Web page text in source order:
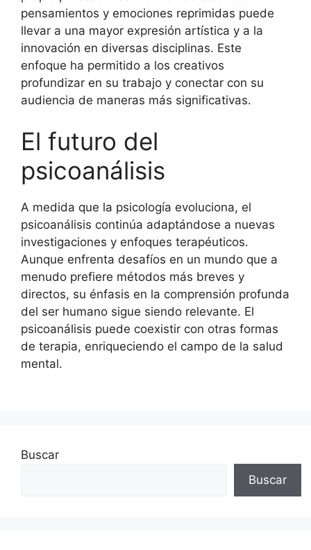
pensamientos y emociones reprimidas puede
llevar a una mayor expresión artística y a la
innovación en diversas disciplinas. Este
enfoque ha permitido a los creativos
profundizar en su trabajo y conectar con su
audiencia de maneras más significativas.
El futuro del
psicoanálisis
A medida que la psicología evoluciona, el
psicoanálisis continúa adaptándose a nuevas
investigaciones y enfoques terapéuticos.
Aunque enfrenta desafíos en un mundo que a
menudo prefiere métodos más breves y
directos, su énfasis en la comprensión profunda
del ser humano sigue siendo relevante. El
psicoanálisis puede coexistir con otras formas
de terapia, enriqueciendo el campo de la salud
mental.
Buscar
Buscar